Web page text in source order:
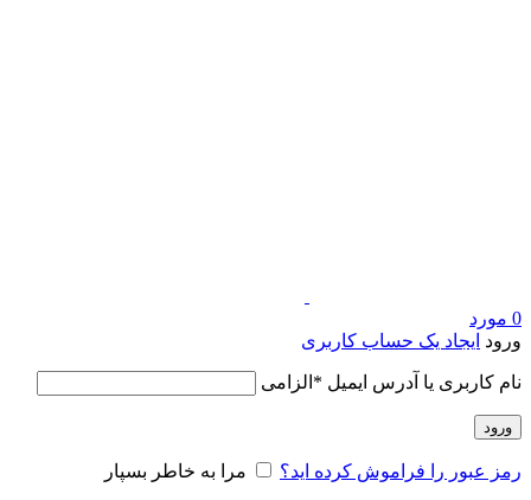
0 مورد
ورود ایجاد یک حساب کاربری
نام کاربری یا آدرس ایمیل * الزامی
ورود
رمز عبور را فراموش کرده اید؟ مرا به خاطر بسپار